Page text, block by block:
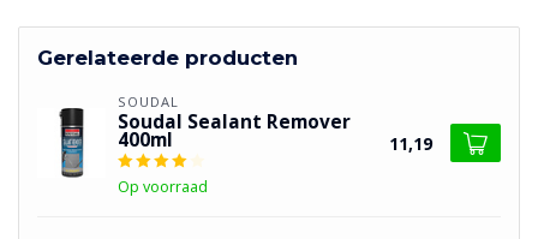
Gerelateerde producten
SOUDAL
Soudal Sealant Remover
400ml
Op voorraad
11,19